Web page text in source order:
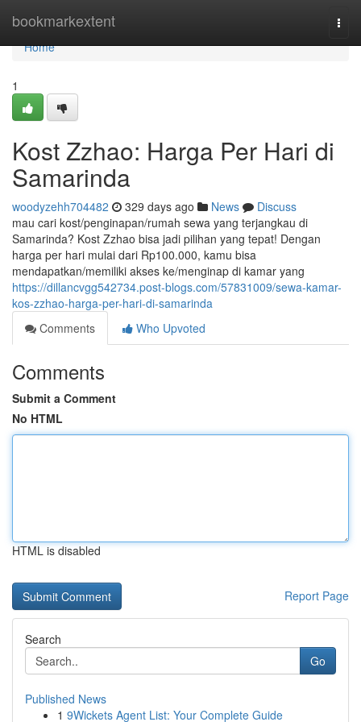
bookmarkextent
Home
Home
1
Kost Zzhao: Harga Per Hari di
Samarinda
woodyzehh704482 329 days ago News
Discuss
mau cari kost/penginapan/rumah sewa yang terjangkau di
Samarinda? Kost Zzhao bisa jadi pilihan yang tepat! Dengan
harga per hari mulai dari Rp100.000, kamu bisa
mendapatkan/memiliki akses ke/menginap di kamar yang
https://dillancvgg542734.post-blogs.com/57831009/sewa-kamar-
kos-zzhao-harga-per-hari-di-samarinda
Comments
Who Upvoted
Comments
Submit a Comment
No HTML
HTML is disabled
Report Page
Search
Go
Published News
1 9Wickets Agent List: Your Complete Guide